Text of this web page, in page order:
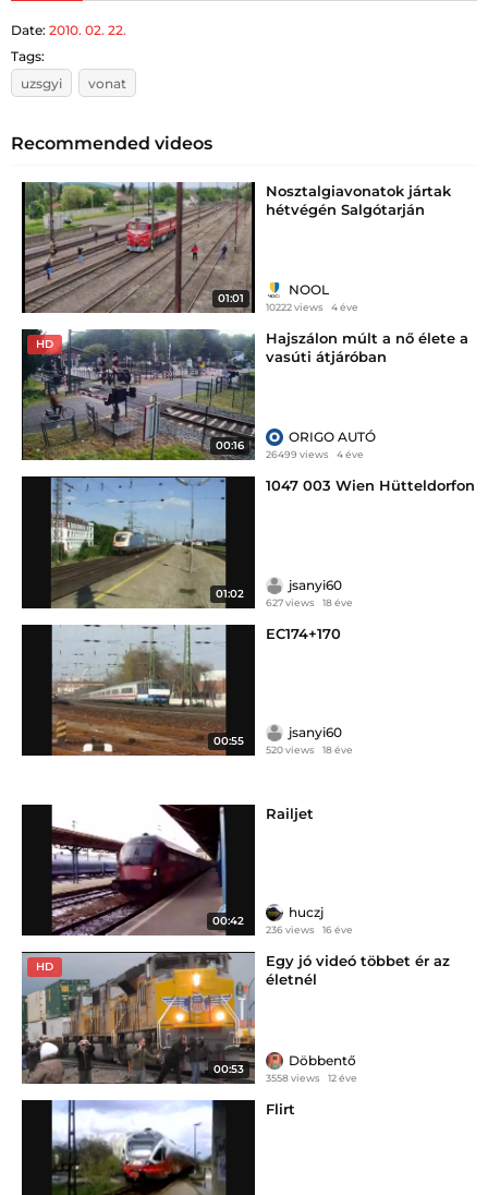
Date: 2010. 02. 22.
Tags:
uzsgyi
vonat
Recommended videos
01:01
Nosztalgiavonatok jártak
hétvégén Salgótarján
NOOL
10222 views 4 éve
HD
00:16
Hajszálon múlt a nő élete a
vasúti átjáróban
ORIGO AUTÓ
26499 views 4 éve
01:02
1047 003 Wien Hütteldorfon
jsanyi60
627 views 18 éve
00:55
EC174+170
jsanyi60
520 views 18 éve
00:42
Railjet
huczj
236 views 16 éve
HD
00:53
Egy jó videó többet ér az
életnél
Döbbentő
3558 views 12 éve
Flirt